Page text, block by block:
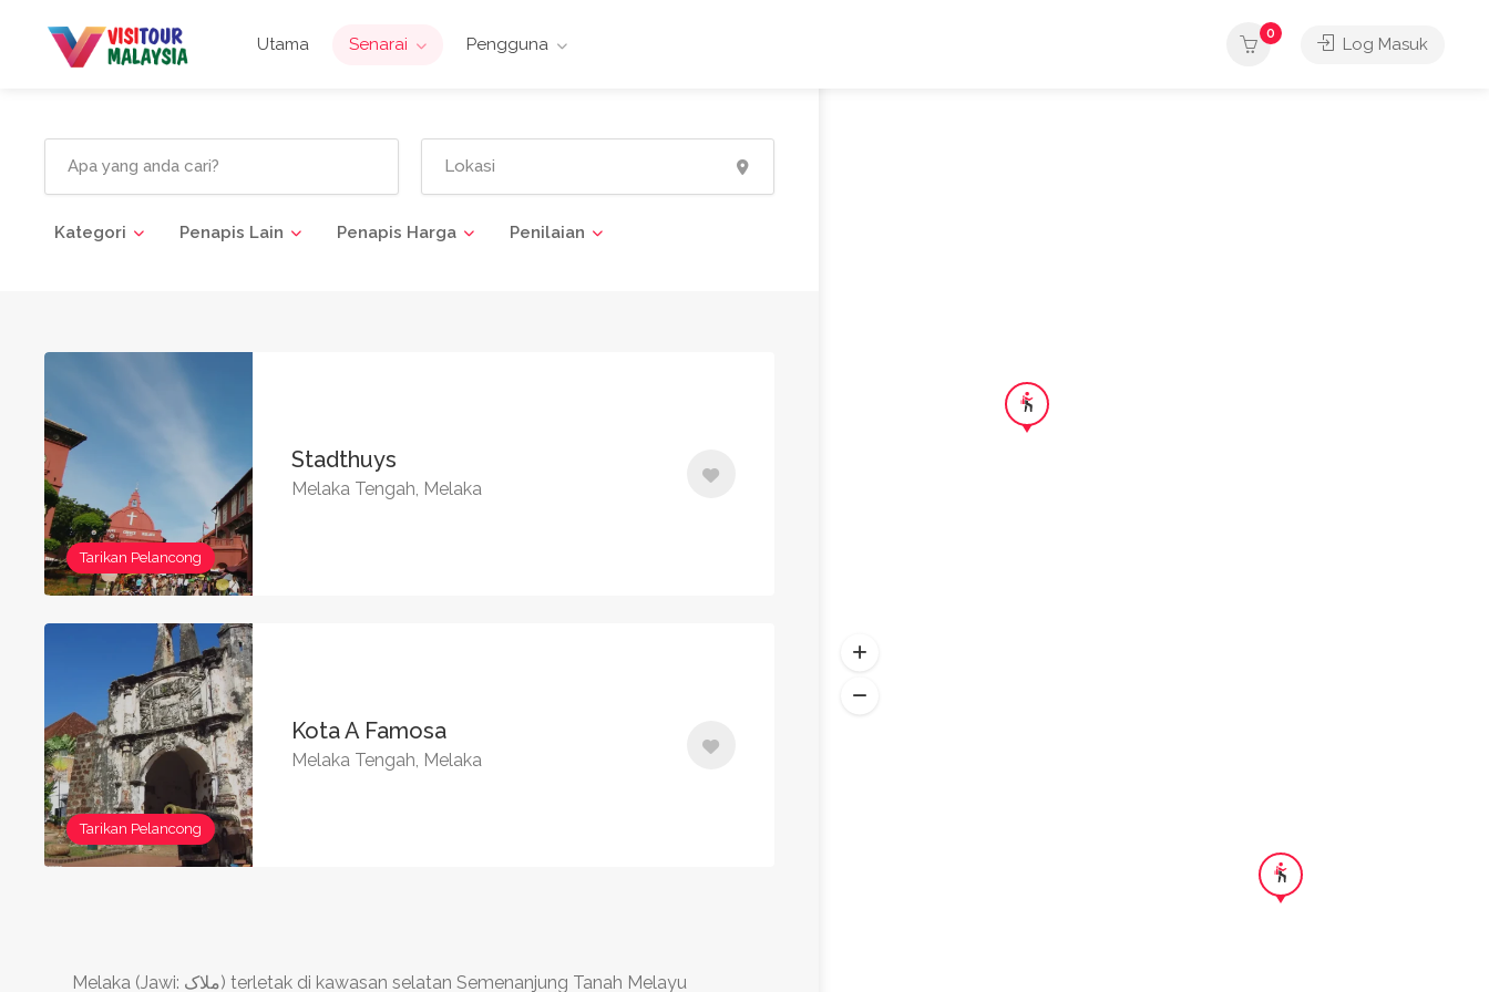
Utama Senarai Pengguna
0
Log Masuk
Kategori Penapis Lain Penapis Harga Penilaian
Tarikan Pelancong
Stadthuys
Melaka Tengah, Melaka
Tarikan Pelancong
Kota A Famosa
Melaka Tengah, Melaka
Melaka (Jawi: ‏ملاک‎‎) terletak di kawasan selatan Semenanjung Tanah Melayu